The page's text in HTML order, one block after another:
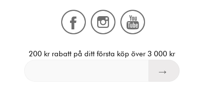
200 kr rabatt på ditt första köp över 3 000 kr